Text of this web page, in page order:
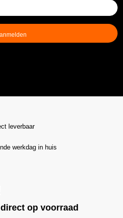
leverbaar
werkdag in huis
direct op voorraad